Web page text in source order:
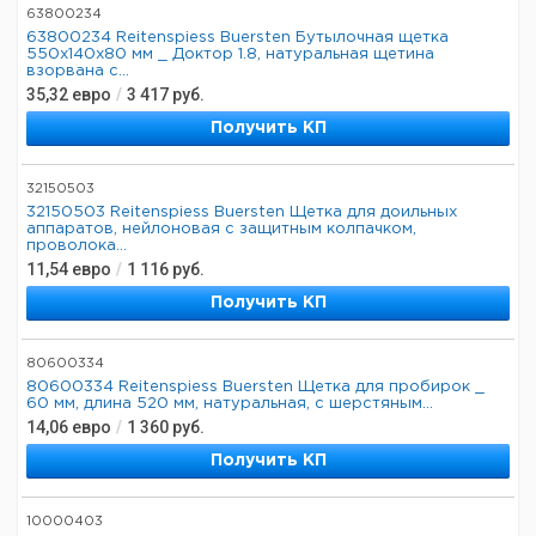
63800234
63800234 Reitenspiess Buersten Бутылочная щетка
550x140x80 мм _ Доктор 1.8, натуральная щетина
взорвана с...
35,32 евро / 3 417 руб.
Получить КП
32150503
32150503 Reitenspiess Buersten Щетка для доильных
аппаратов, нейлоновая с защитным колпачком,
проволока...
11,54 евро / 1 116 руб.
Получить КП
80600334
80600334 Reitenspiess Buersten Щетка для пробирок _
60 мм, длина 520 мм, натуральная, с шерстяным...
14,06 евро / 1 360 руб.
Получить КП
10000403